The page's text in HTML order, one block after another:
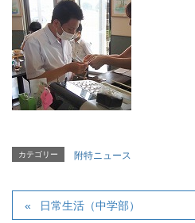
カテゴリー 附特ニュース
日常生活（中学部）